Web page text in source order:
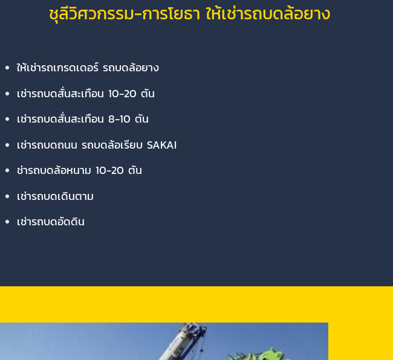
ชุลีวิศวกรรม-การโยธา ให้เช่ารถบดล้อยาง
ให้เช่ารถเกรดเดอร์ รถบดล้อยาง
เช่ารถบดสั่นสะเทือน 10-20 ตัน
เช่ารถบดสั่นสะเทือน 8-10 ตัน
เช่ารถบดถนน รถบดล้อเรียบ SAKAI
ช่ารถบดล้อหนาม 10-20 ตัน
เช่ารถบดเดินตาม
เช่ารถบดอัดดิน